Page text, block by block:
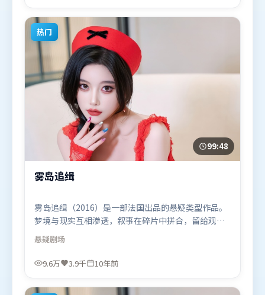
众观看。
热门
99:48
雾岛追缉
雾岛追缉（2016）是一部法国出品的悬疑类型作品。
梦境与现实互相渗透，叙事在碎片中拼合，留给观众
回味空间。动作场面设计讲究空间与节奏，文戏部分
同样扎实耐嚼。由杜琪峰执导，廖凡、张家辉、赵丽
颖，阿米尔·汗、长泽雅美、汤唯等联袂出演。影片
合喜欢悬疑题材的观众观看。
悬疑剧场
9.6万 3.9千 10年前